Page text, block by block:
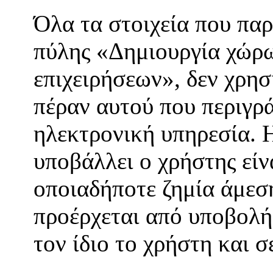
Όλα τα στοιχεία που
πύλης «Δημιουργία
επιχειρήσεων», δεν
πέραν αυτού που
ηλεκτρονική υπηρεσία.
υποβάλλει ο χρήστης
οποιαδήποτε ζημία
προέρχεται από
τον ίδιο το χρήστη και